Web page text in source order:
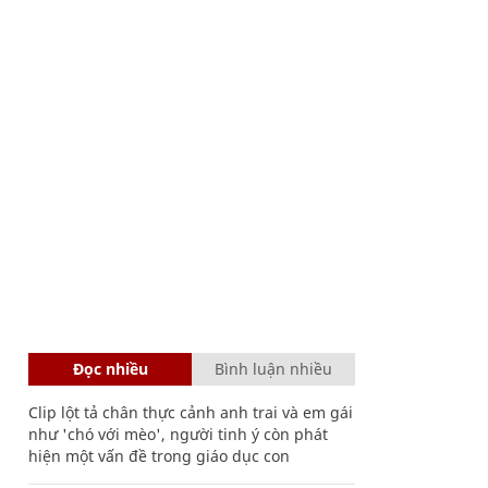
Đọc nhiều Bình luận nhiều
Clip lột tả chân thực cảnh anh trai và em gái
như 'chó với mèo', người tinh ý còn phát
hiện một vấn đề trong giáo dục con